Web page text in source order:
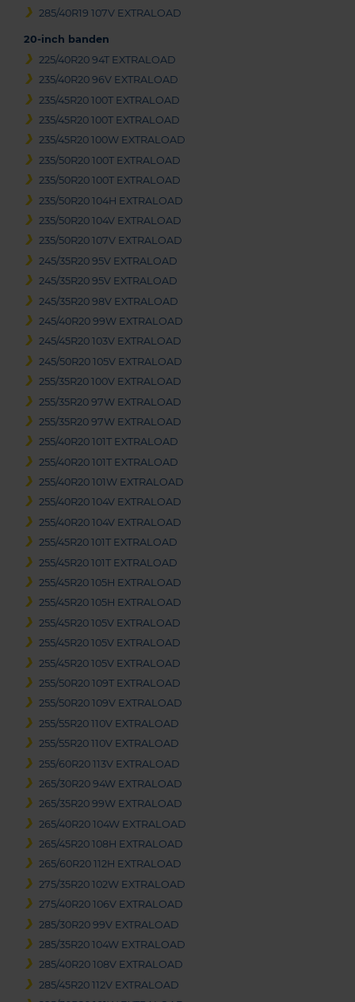
285/40R19 107V EXTRALOAD
20-inch banden
225/40R20 94T EXTRALOAD
235/40R20 96V EXTRALOAD
235/45R20 100T EXTRALOAD
235/45R20 100T EXTRALOAD
235/45R20 100W EXTRALOAD
235/50R20 100T EXTRALOAD
235/50R20 100T EXTRALOAD
235/50R20 104H EXTRALOAD
235/50R20 104V EXTRALOAD
235/50R20 107V EXTRALOAD
245/35R20 95V EXTRALOAD
245/35R20 95V EXTRALOAD
245/35R20 98V EXTRALOAD
245/40R20 99W EXTRALOAD
245/45R20 103V EXTRALOAD
245/50R20 105V EXTRALOAD
255/35R20 100V EXTRALOAD
255/35R20 97W EXTRALOAD
255/35R20 97W EXTRALOAD
255/40R20 101T EXTRALOAD
255/40R20 101T EXTRALOAD
255/40R20 101W EXTRALOAD
255/40R20 104V EXTRALOAD
255/40R20 104V EXTRALOAD
255/45R20 101T EXTRALOAD
255/45R20 101T EXTRALOAD
255/45R20 105H EXTRALOAD
255/45R20 105H EXTRALOAD
255/45R20 105V EXTRALOAD
255/45R20 105V EXTRALOAD
255/45R20 105V EXTRALOAD
255/50R20 109T EXTRALOAD
255/50R20 109V EXTRALOAD
255/55R20 110V EXTRALOAD
255/55R20 110V EXTRALOAD
255/60R20 113V EXTRALOAD
265/30R20 94W EXTRALOAD
265/35R20 99W EXTRALOAD
265/40R20 104W EXTRALOAD
265/45R20 108H EXTRALOAD
265/60R20 112H EXTRALOAD
275/35R20 102W EXTRALOAD
275/40R20 106V EXTRALOAD
285/30R20 99V EXTRALOAD
285/35R20 104W EXTRALOAD
285/40R20 108V EXTRALOAD
285/45R20 112V EXTRALOAD